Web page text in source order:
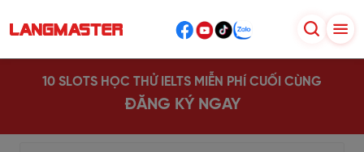
10 SLOTS HỌC THỬ IELTS MIỄN PHÍ CUỐI CÙNG
ĐĂNG KÝ NGAY